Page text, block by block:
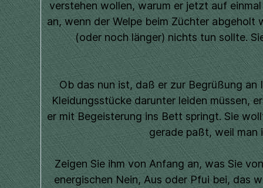
verstehen wollen, warum er jetzt auf
an, wenn der Welpe beim Züchter abgeholt
(oder noch länger) nichts tun sollte.
Ob das nun ist, daß er zur Begrüßung
Kleidungsstücke darunter leiden müssen,
er mit Begeisterung ins Bett springt. Sie
gerade paßt, weil man
Zeigen Sie ihm von Anfang an, was Sie
energischen Nein, Aus oder Pfui bei, das